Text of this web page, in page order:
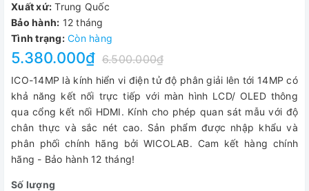
Xuất xứ: Trung Quốc
Bảo hành: 12 tháng
Tình trạng: Còn hàng
5.380.000₫ 6.500.000₫
ICO-14MP là kính hiển vi điện tử độ phân giải lên tới 14MP có
khả năng kết nối trực tiếp với màn hình LCD/ OLED thông
qua cổng kết nối HDMI. Kính cho phép quan sát mẫu với độ
chân thực và sắc nét cao. Sản phẩm được nhập khẩu và
phân phối chính hãng bởi WICOLAB. Cam kết hàng chính
hãng - Bảo hành 12 tháng!
Số lượng